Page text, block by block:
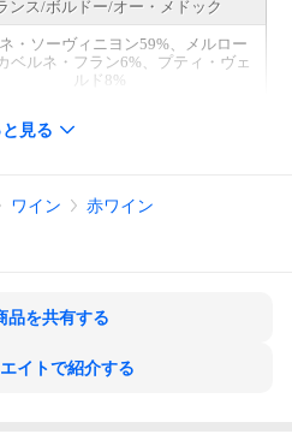
ンス/ボルドー/オー・メドック
・ソーヴィニヨン59%、メルロー
ベルネ・フラン6%、プティ・ヴェ
ルド8%
見る
ワイン 赤ワイン
品を共有する
イトで紹介する